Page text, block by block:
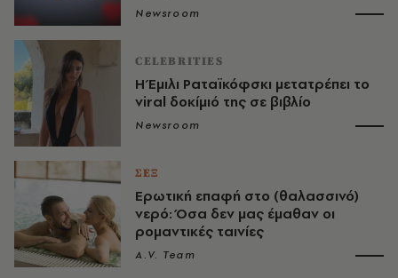
Newsroom
CELEBRITIES
Η Έμιλι Ραταϊκόφσκι μετατρέπει το
viral δοκίμιό της σε βιβλίο
Newsroom
ΣΕΞ
Ερωτική επαφή στο (θαλασσινό)
νερό: Όσα δεν μας έμαθαν οι
ρομαντικές ταινίες
A.V. Team